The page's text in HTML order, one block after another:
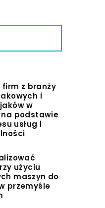
z branży
i
w
podstawie
usług i
użyciu
maszyn do
przemyśle